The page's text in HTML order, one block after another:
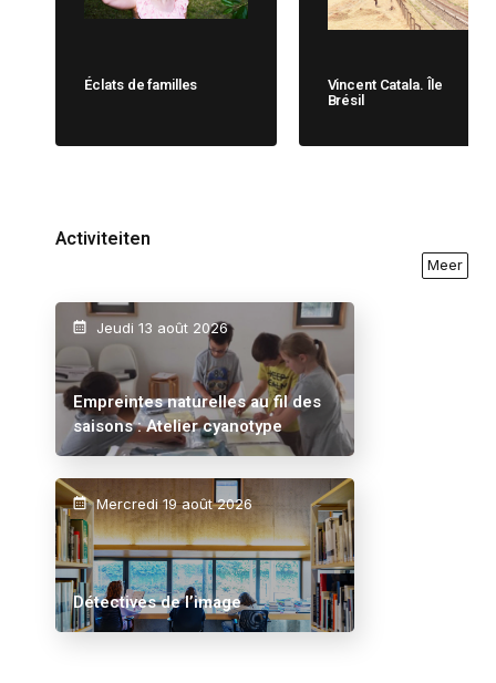
Éclats de familles Vincent Catala. Île
Brésil
Activiteiten
Meer
Jeudi 13 août 2026
Empreintes naturelles au fil des
saisons : Atelier cyanotype
Mercredi 19 août 2026
Détectives de l’image